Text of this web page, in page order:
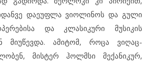
დაეუფლა ვიოლინოს და გული
და კლასიკური მუსიკის
მიუწევდა. ამიტომ, როცა ვიღაც-
მისტერ ჰოლმსი მექანიკურ,